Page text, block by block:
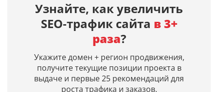
заданным
поисковым
Яндекс
Google.
ИИ‑ответы
по
вашим
запросам
и
входит
ли
ваш
Midjourney,
Dall-
E 3,
AI.
Просто
введите
описание
дату
дату
кэша
страницы
Узнайте, как увеличить
SEO‑трафик сайта в 3+
раза?
Укажите домен + регион продвижения,
получите текущие позиции проекта в
выдаче и первые 25 рекомендаций для
роста трафика и заказов.